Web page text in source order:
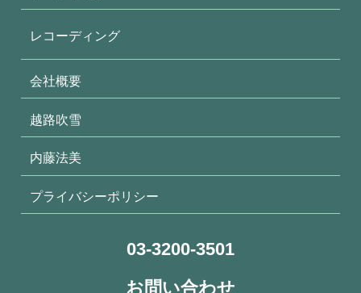
レコーディング
会社概要
越路吹雪
内藤法美
プライバシーポリシー
03-3200-3501
お問い合わせ